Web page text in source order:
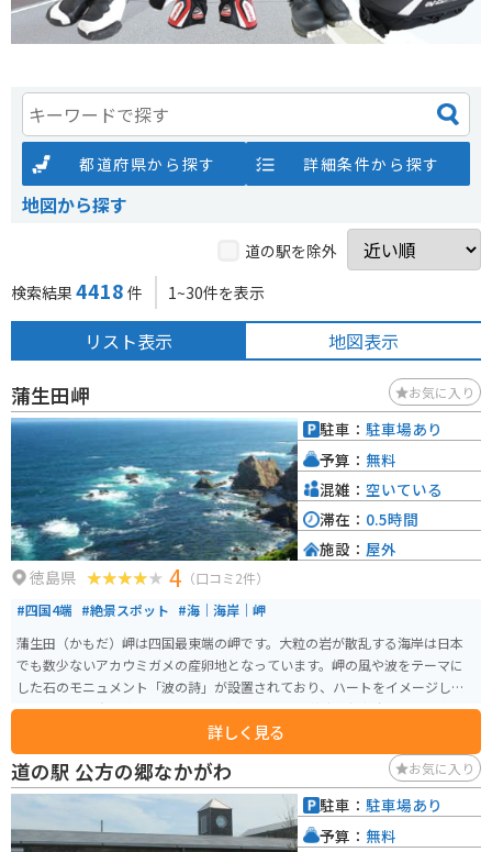
都道府県から探す 詳細条件から探す
地図から探す
道の駅を除外
検索結果 4418 件 1~30件を表示
リスト表示 地図表示
蒲生田岬 お気に入り
徳島県 4 （口コミ2件）
#四国4端 #絶景スポット #海｜海岸｜岬
蒲生田（かもだ）岬は四国最東端の岬です。大粒の岩が散乱する海岸は日本
でも数少ないアカウミガメの産卵地となっています。岬の風や波をテーマに
した石のモニュメント「波の詩」が設置されており、ハートをイメージした
空洞からは伊島や水平線を望むことができます。 蒲生田岬灯台からの眺望は
壮大で、晴れた日には遠く大鳴門橋、淡路島、和歌山県まで望むことができ
ます。蒲生田岬灯台は大正13年（1924年）に点灯され、岩礁が多く、潮流の
早い紀伊水道において、海上交通の安全を守る重要な役割を担ってきまし
た。また、灯台は2016年に「恋する灯台」として認定され、恋人たちのパワ
ースポットとしても人気です。 無料駐車場とトイレがあり、灯台までは遊歩
道を徒歩で約15分で到着します。また、元旦には四国で最初の初日の出を見
詳しく見る
駐車： 駐車場あり
予算： 無料
混雑： 空いている
滞在： 0.5時間
施設： 屋外
道の駅 公方の郷なかがわ お気に入り
駐車： 駐車場あり
予算： 無料